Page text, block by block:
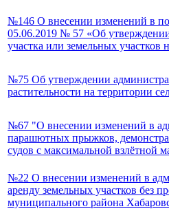
№146 О внесении изменений в
05.06.2019 № 57 «Об
участка или земельных участков
№75 Об утверждении
растительности на территории
№67 "О внесении изменений в
парашютных прыжков,
судов с максимальной взлётной
№22 О внесении изменений в
аренду земельных участков без
муниципального района